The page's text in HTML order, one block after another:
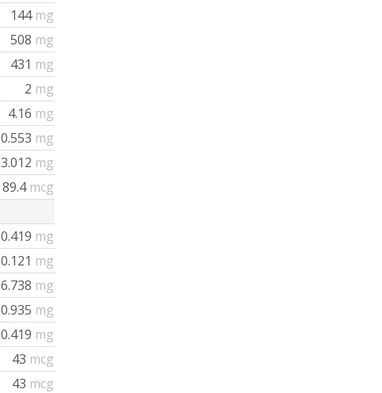
144 mg
508 mg
431 mg
2 mg
4.16 mg
0.553 mg
3.012 mg
89.4 mcg
0.419 mg
0.121 mg
6.738 mg
0.935 mg
0.419 mg
43 mcg
43 mcg